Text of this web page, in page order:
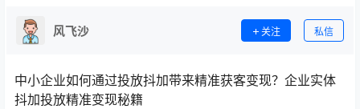
风飞沙 关注 私信
中小企业如何通过投放抖加带来精准获客变现？企业实体
抖加投放精准变现秘籍